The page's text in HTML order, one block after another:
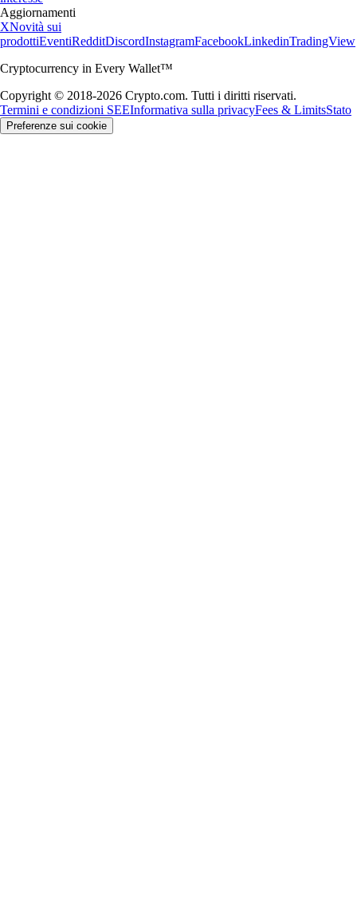
Aggiornamenti
XNovità sui
prodottiEventiRedditDiscordInstagramFacebookLinkedinTradingView
Cryptocurrency in Every Wallet™
Copyright © 2018-2026 Crypto.com. Tutti i diritti riservati.
Termini e condizioni SEEInformativa sulla privacyFees & LimitsStato
Preferenze sui cookie